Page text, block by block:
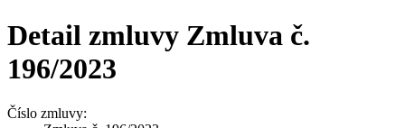
Detail zmluvy Zmluva č.
196/2023
Číslo zmluvy: